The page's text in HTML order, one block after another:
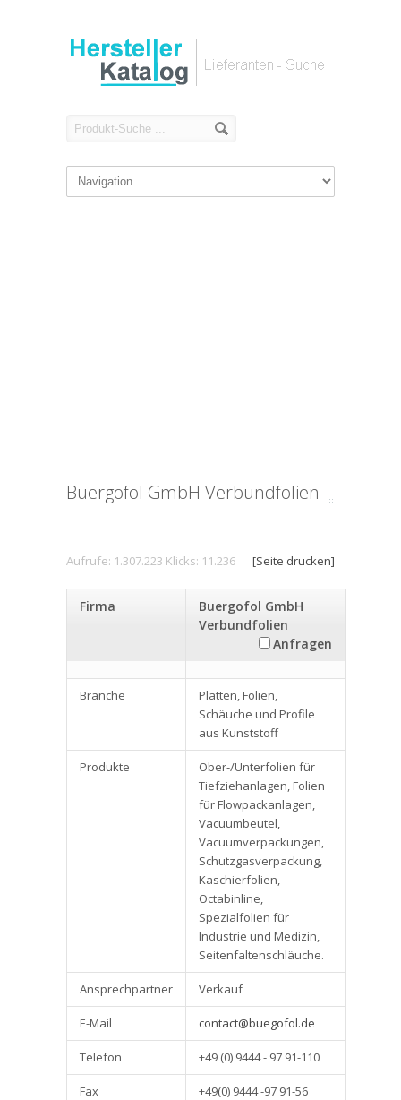
Buergofol GmbH Verbundfolien
Aufrufe: 1.307.223 Klicks: 11.236 [Seite drucken]
Firma
Buergofol GmbH
Verbundfolien
Anfragen
Branche
Platten, Folien,
Schäuche und Profile
aus Kunststoff
Produkte
Ober-/Unterfolien für
Tiefziehanlagen, Folien
für Flowpackanlagen,
Vacuumbeutel,
Vacuumverpackungen,
Schutzgasverpackung,
Kaschierfolien,
Octabinline,
Spezialfolien für
Industrie und Medizin,
Seitenfaltenschläuche.
Ansprechpartner Verkauf
E-Mail contact@buegofol.de
Telefon +49 (0) 9444 - 97 91-110
Fax +49(0) 9444 -97 91-56